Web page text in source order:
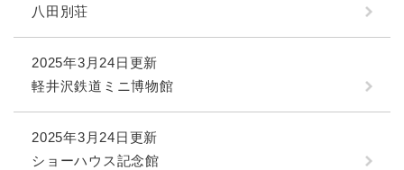
八田別荘
2025年3月24日更新
軽井沢鉄道ミニ博物館
2025年3月24日更新
ショーハウス記念館